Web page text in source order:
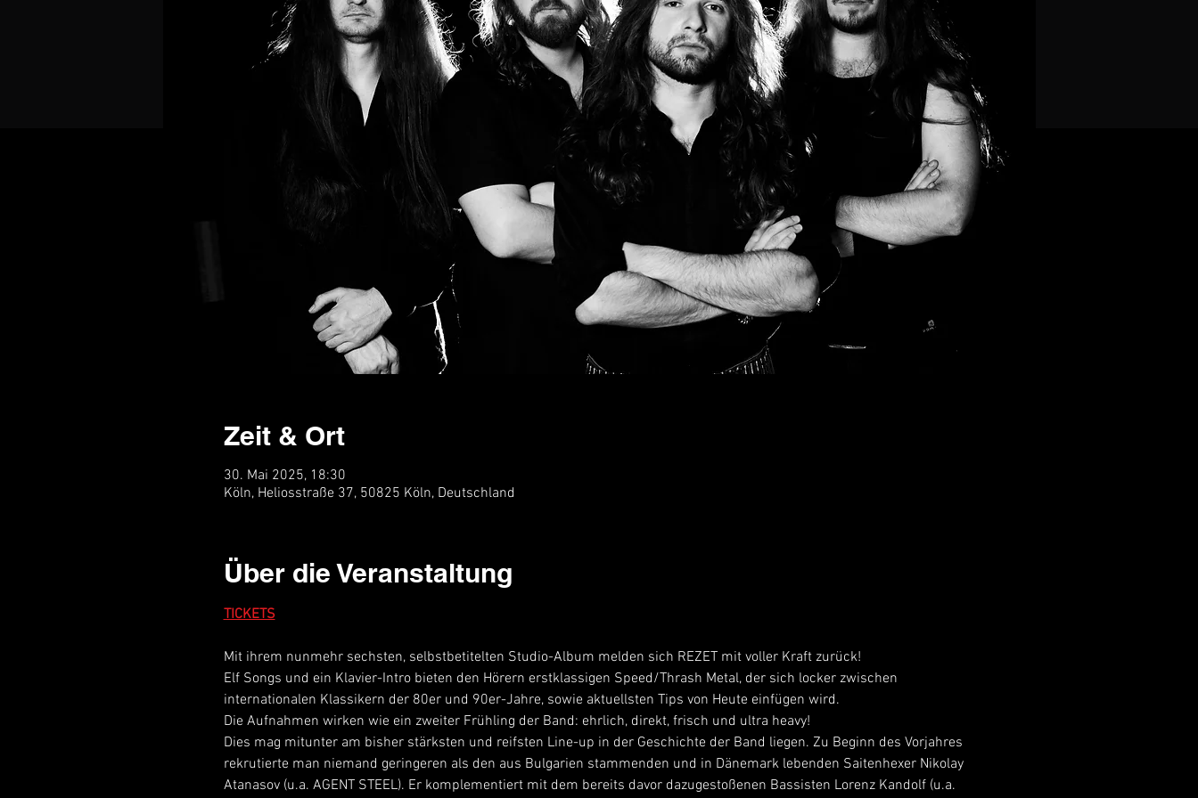
Zeit & Ort
30. Mai 2025, 18:30
Köln, Heliosstraße 37, 50825 Köln, Deutschland
Über die Veranstaltung
TICKETS
Mit ihrem nunmehr sechsten, selbstbetitelten Studio-Album melden sich REZET mit voller Kraft zurück!
Elf Songs und ein Klavier-Intro bieten den Hörern erstklassigen Speed/Thrash Metal, der sich locker zwischen
internationalen Klassikern der 80er und 90er-Jahre, sowie aktuellsten Tips von Heute einfügen wird.
Die Aufnahmen wirken wie ein zweiter Frühling der Band: ehrlich, direkt, frisch und ultra heavy!
Dies mag mitunter am bisher stärksten und reifsten Line-up in der Geschichte der Band liegen. Zu Beginn des Vorjahres
rekrutierte man niemand geringeren als den aus Bulgarien stammenden und in Dänemark lebenden Saitenhexer Nikolay
Atanasov (u.a. AGENT STEEL). Er komplementiert mit dem bereits davor dazugestoßenen Bassisten Lorenz Kandolf (u.a.